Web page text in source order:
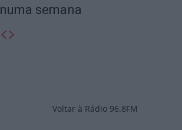
numa semana
Voltar à Rádio 96.8FM